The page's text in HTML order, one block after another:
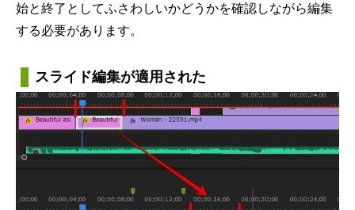
始と終了としてふさわしいかどうかを確認しながら編集
する必要があります。
スライド編集が適用された